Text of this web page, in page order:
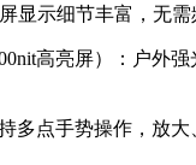
显示细节丰富，无需
高亮屏）：户外
多点手势操作，放